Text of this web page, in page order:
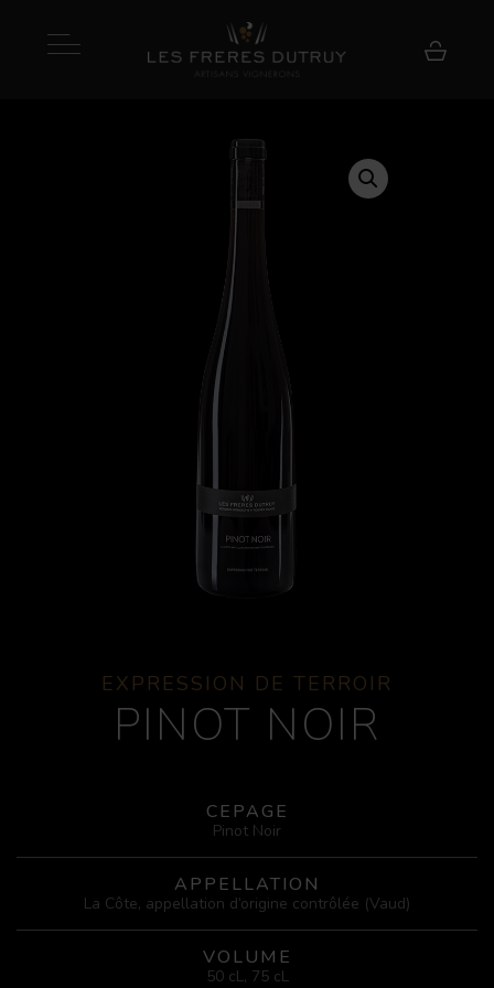
EXPRESSION DE TERROIR
PINOT NOIR
CEPAGE
Pinot Noir
APPELLATION
La Côte, appellation d’origine contrôlée (Vaud)
VOLUME
50 cL, 75 cL